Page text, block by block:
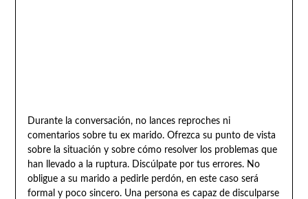
Durante la conversación, no lances reproches ni
comentarios sobre tu ex marido. Ofrezca su punto de vista
sobre la situación y sobre cómo resolver los problemas que
han llevado a la ruptura. Discúlpate por tus errores. No
obligue a su marido a pedirle perdón, en este caso será
formal y poco sincero. Una persona es capaz de disculparse